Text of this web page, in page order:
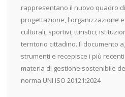
rappresentano il nuovo quadro
progettazione, l'organizzazione
culturali, sportivi, turistici,
territorio cittadino. Il documento
strumenti e recepisce i più
materia di gestione sostenibile
norma UNI ISO 20121:2024